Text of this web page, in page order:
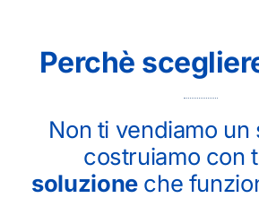
Perchè
Non ti vendiamo un
costruiamo con
soluzioneche